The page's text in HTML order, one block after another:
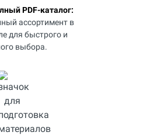
PDF-каталог:
ассортимент в
для быстрого и
выбора.